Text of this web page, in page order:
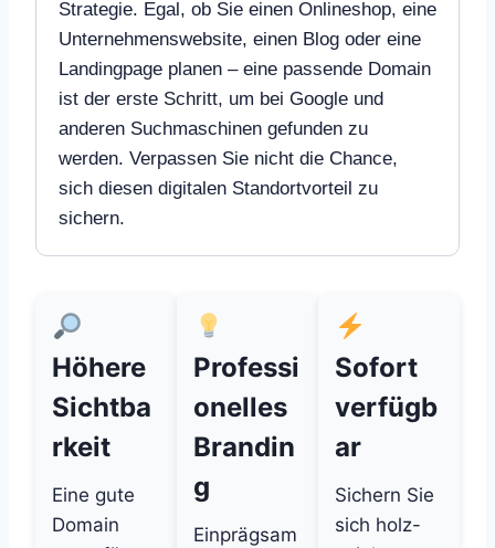
Strategie. Egal, ob Sie einen Onlineshop, eine
Unternehmenswebsite, einen Blog oder eine
Landingpage planen – eine passende Domain
ist der erste Schritt, um bei Google und
anderen Suchmaschinen gefunden zu
werden. Verpassen Sie nicht die Chance,
sich diesen digitalen Standortvorteil zu
sichern.
Höhere
Sichtba
rkeit
Eine gute
Domain
Professi
onelles
Brandin
g
Einprägsam
Sofort
verfügb
ar
Sichern Sie
sich holz-